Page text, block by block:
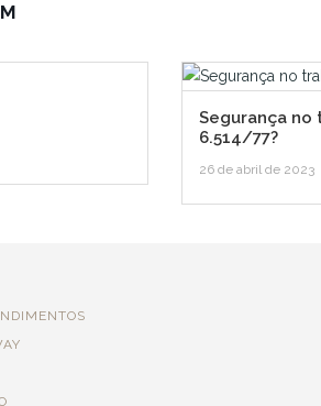
Segurança no
6.514/77?
26 de abril de 2023